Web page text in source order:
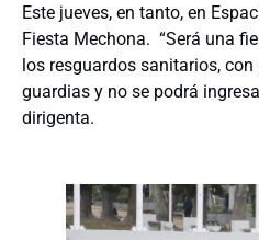
Este jueves, en tanto, en
Fiesta Mechona. “Será una
los resguardos sanitarios,
guardias y no se podrá
dirigenta.